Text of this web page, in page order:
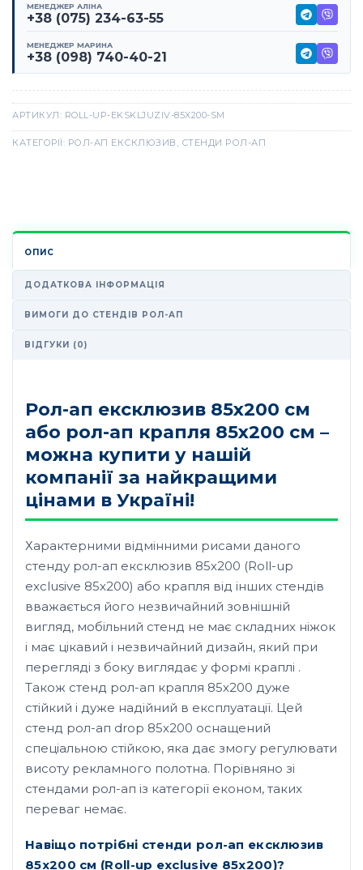
МЕНЕДЖЕР АЛІНА
+38 (075) 234-63-55
МЕНЕДЖЕР МАРИНА
+38 (098) 740-40-21
АРТИКУЛ: ROLL-UP-EKSKLJUZIV-85X200-SM
КАТЕГОРІЇ: РОЛ-АП ЕКСКЛЮЗИВ , СТЕНДИ РОЛ-АП
ОПИС
ДОДАТКОВА ІНФОРМАЦІЯ
ВИМОГИ ДО СТЕНДІВ РОЛ-АП
ВІДГУКИ (0)
Рол-ап ексклюзив 85х200 см
або рол-ап крапля 85х200 см –
можна купити у нашій
компанії за найкращими
цінами в Україні!
Характерними відмінними рисами даного
стенду рол-ап ексклюзив 85х200 (Roll-up
exclusive 85х200) або крапля від інших стендів
вважається його незвичайний зовнішній
вигляд, мобільний стенд не має складних ніжок
і має цікавий і незвичайний дизайн, який при
перегляді з боку виглядає у формі краплі .
Також стенд рол-ап крапля 85х200 дуже
стійкий і дуже надійний в експлуатації. Цей
стенд рол-ап drop 85х200 оснащений
спеціальною стійкою, яка дає змогу регулювати
висоту рекламного полотна. Порівняно зі
стендами рол-ап із категорії економ, таких
переваг немає.
Навіщо потрібні стенди рол-ап ексклюзив
85х200 см (Roll-up exclusive 85х200)?